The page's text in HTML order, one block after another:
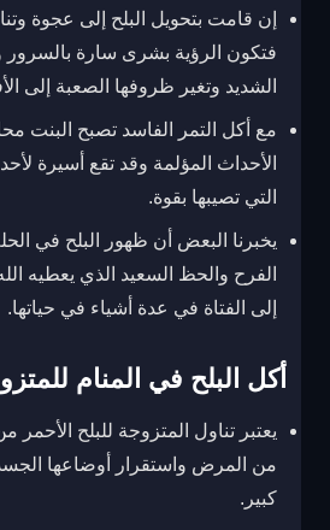
إن قامت بتحويل البلح إلى عجوة
فتكون الرؤية بشرى سارة بالسرور
الشديد وتغير ظروفها الصعبة إلى
مع أكل التمر الفاسد تصبح البنت
الأحداث المؤلمة وقد تقع أسيرة
التي تصيبها بقوة.
يخبرنا البعض أن ظهور البلح في
الفرح والحظ السعيد الذي يعطيه
إلى الفتاة في عدة أشياء في حياتها.
أكل البلح في المنام
يعتبر تناول المتزوجة للبلح الأحمر
من المرض واستقرار أوضاعها
كبير.